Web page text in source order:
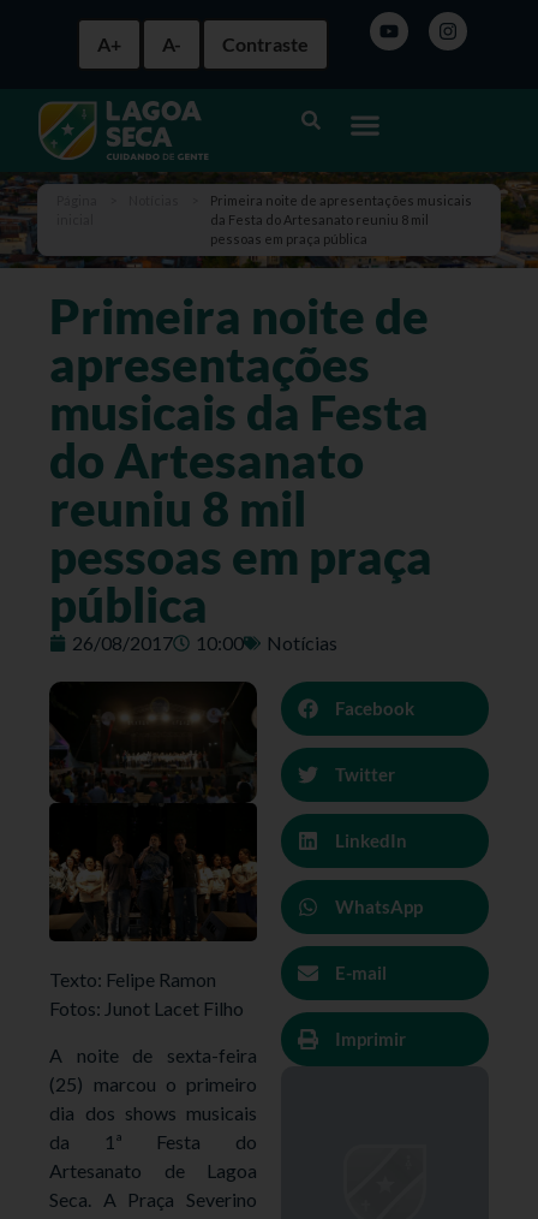
A+ A- Contraste
Primeira noite de apresentações musicais
da Festa do Artesanato reuniu 8 mil
pessoas em praça pública
Primeira noite de
apresentações
musicais da Festa
do Artesanato
reuniu 8 mil
pessoas em praça
pública
26/08/2017 10:00 Notícias
Texto: Felipe Ramon
Fotos: Junot Lacet Filho
A noite de sexta-feira
(25) marcou o primeiro
dia dos shows musicais
da 1ª Festa do
Artesanato de Lagoa
Seca. A Praça Severino
Facebook
Twitter
LinkedIn
WhatsApp
E-mail
Imprimir